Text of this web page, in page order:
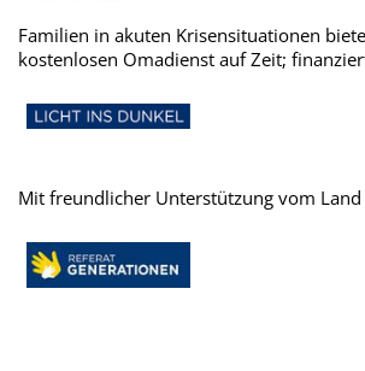
Familien in akuten Krisensituationen
kostenlosen Omadienst auf Zeit;
Mit freundlicher Unterstützung vom Land